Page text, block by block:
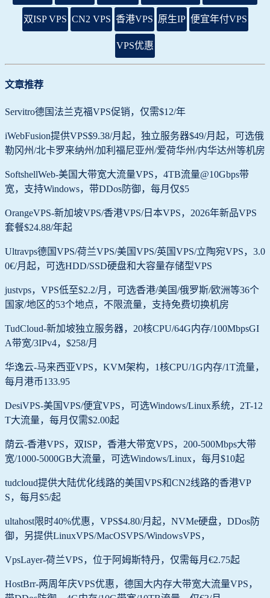
双ISP VPS CN2 VPS 香港VPS 原生IP 便宜年付VPS
VPS优惠
文章推荐
Servitro德国法兰克福VPS促销，仅需$12/年
iWebFusion提供VPS$9.38/月起，独立服务器$49/月起，可选俄
勒冈州/北卡罗来纳州/加利福尼亚州/爱荷华州/内华达州等机房
SoftshellWeb-美国大带宽大流量VPS，4TB流量@10Gbps带
宽，支持Windows，带DDos防御，每月仅$5
OrangeVPS-新加坡VPS/香港VPS/日本VPS，2026年新品VPS
套餐$24.88/年起
Ultravps德国VPS/荷兰VPS/美国VPS/英国VPS/立陶宛VPS，3.0
0€/月起，可选HDD/SSD硬盘和大容量存储型VPS
justvps，VPS低至$2.2/月，可选香港/美国/俄罗斯/欧洲等36个
国家/地区的53个地点，不限流量，支持免费切换机房
TudCloud-新加坡独立服务器，20核CPU/64G内存/100MbpsGI
A带宽/3IPv4，$258/月
华逸云-马来西亚VPS，KVM架构，1核CPU/1G内存/1T流量，
每月港币133.95
DesiVPS-美国VPS/便宜VPS，可选Windows/Linux系统，2T-12
T大流量，每月仅需$2.00起
荫云-香港VPS，双ISP，香港大带宽VPS，200-500Mbps大带
宽/1000-5000GB大流量，可选Windows/Linux，每月$10起
tudcloud提供大陆优化线路的美国VPS和CN2线路的香港VP
S，每月$5/起
ultahost限时40%优惠，VPS$4.80/月起，NVMe硬盘，DDos防
御，另提供LinuxVPS/MacOSVPS/WindowsVPS，
VpsLayer-荷兰VPS，位于阿姆斯特丹，仅需每月€2.75起
HostBrr-两周年庆VPS优惠，德国大内存大带宽大流量VPS，